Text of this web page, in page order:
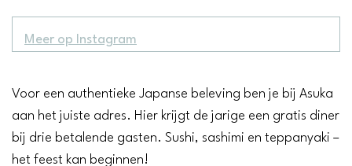
Meer op Instagram
Voor een authentieke Japanse beleving ben je bij Asuka
aan het juiste adres. Hier krijgt de jarige een gratis diner
bij drie betalende gasten. Sushi, sashimi en teppanyaki –
het feest kan beginnen!